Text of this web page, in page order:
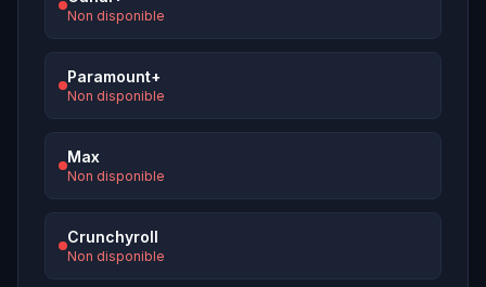
Non disponible
Paramount+
Non disponible
Max
Non disponible
Crunchyroll
Non disponible